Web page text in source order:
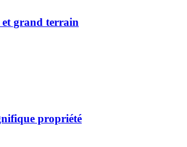
et grand terrain
propriété